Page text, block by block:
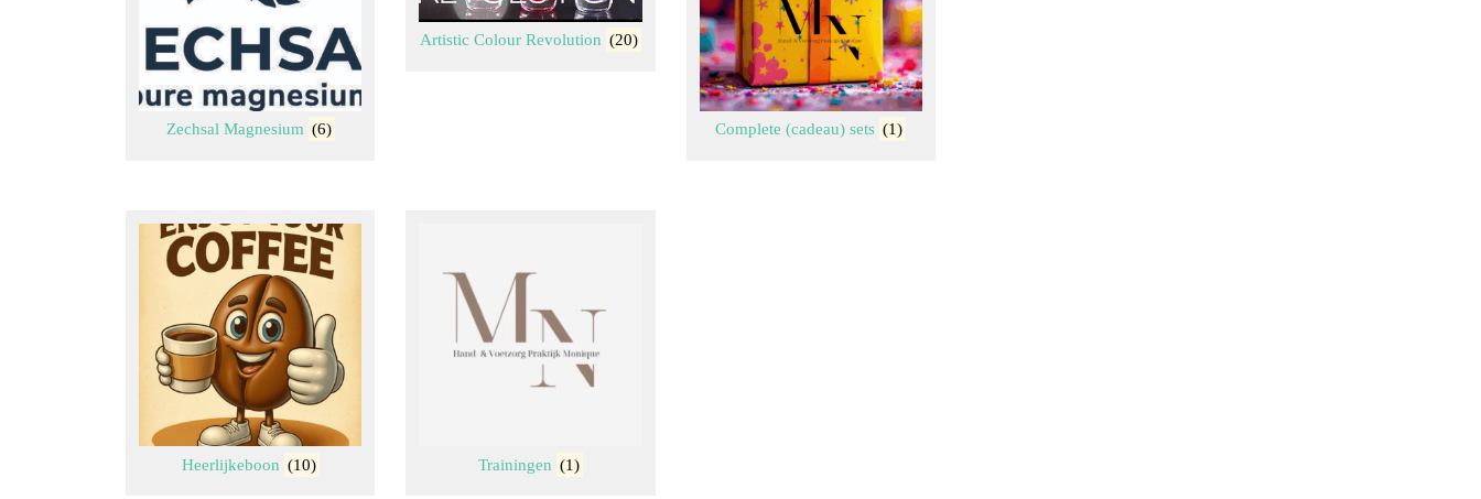
Zechsal Magnesium (6)
Artistic Colour Revolution (20)
Complete (cadeau) sets (1)
Heerlijkeboon (10) Trainingen (1)